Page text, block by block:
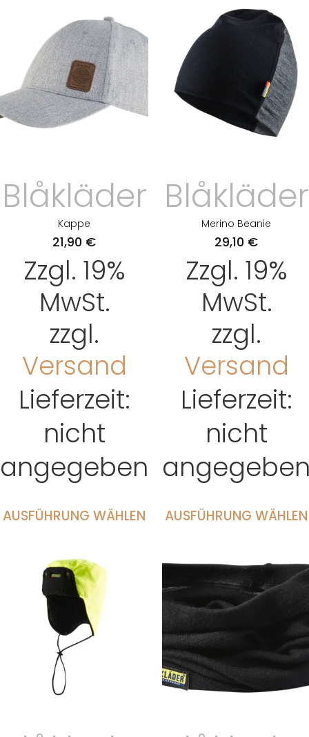
Blåkläder
Kappe
21,90 €
Zzgl. 19%
MwSt.
zzgl.
Versand
Lieferzeit:
nicht
angegeben
AUSFÜHRUNG WÄHLEN
Blåkläder
Merino Beanie
29,10 €
Zzgl. 19%
MwSt.
zzgl.
Versand
Lieferzeit:
nicht
AUSFÜHRUNG WÄHLEN